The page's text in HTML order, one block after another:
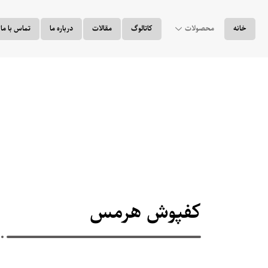
خانه محصولات کاتالوگ مقالات درباره ما تماس با ما
کفپوش هرمس